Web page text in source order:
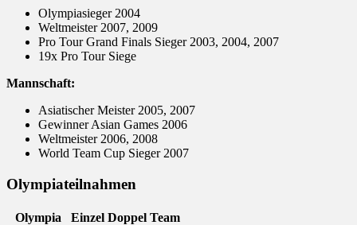
Olympiasieger 2004
Weltmeister 2007, 2009
Pro Tour Grand Finals Sieger 2003, 2004, 2007
19x Pro Tour Siege
Mannschaft:
Asiatischer Meister 2005, 2007
Gewinner Asian Games 2006
Weltmeister 2006, 2008
World Team Cup Sieger 2007
Olympiateilnahmen
Olympia Einzel Doppel Team